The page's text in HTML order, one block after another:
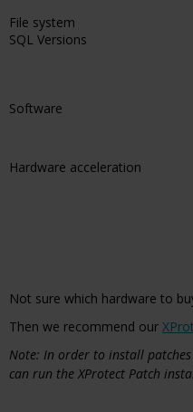
File system
SQL Versions
Software
Hardware acceleration
Not sure which hardware to
Then we recommend our
Note: In order to install
can run the XProtect Patch